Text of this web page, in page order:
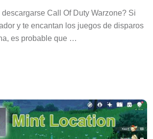
Call Of Duty Warzone? Si
y te encantan los juegos de disparos
es probable que …